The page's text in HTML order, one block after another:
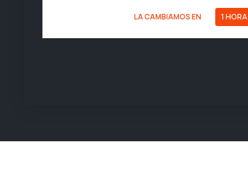
LA CAMBIAMOS EN 1 HORA